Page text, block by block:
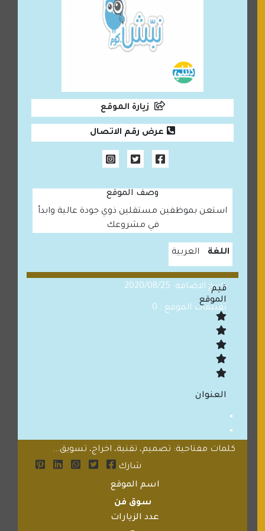
زيارة الموقع
عرض رقم الاتصال
وصف الموقع
استعن بموظفين مستقلين ذوي جودة عالية وابدأ
في مشروعك
اللغة العربية
تاريخ الاضافة: 2020/08/25
تقييمات الموقع : 0
قيم
الموقع
العنوان
كلمات مفتاحية: تصميم، تقنية، اخراج، تسويق...
شارك
اسم الموقع
سوق فن
عدد الزيارات